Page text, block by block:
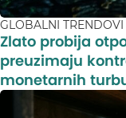
GLOBALNI TRENDOVI
Zlato probija
preuzimaju
monetarnih